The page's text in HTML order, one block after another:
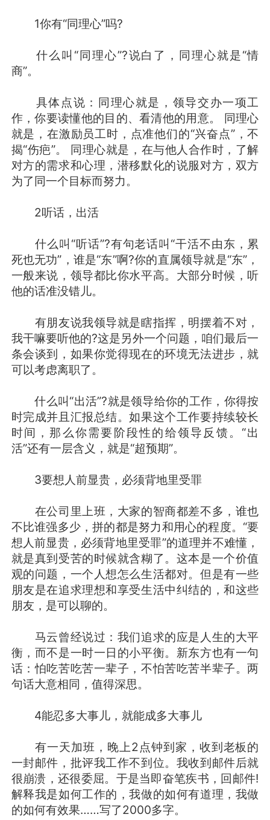
1你有“同理心”吗?
什么叫“同理心”?说白了，同理心就是“情
商”。
具体点说：同理心就是，领导交办一项工
作，你要读懂他的目的、看清他的用意。 同理心
就是，在激励员工时，点准他们的“兴奋点”，不
揭“伤疤”。 同理心就是，在与他人合作时，了解
对方的需求和心理，潜移默化的说服对方，双方
为了同一个目标而努力。
2听话，出活
什么叫“听话”?有句老话叫“干活不由东，累
死也无功”，谁是“东”啊?你的直属领导就是“东”，
一般来说，领导都比你水平高。大部分时候，听
他的话准没错儿。
有朋友说我领导就是瞎指挥，明摆着不对，
我干嘛要听他的?这是另外一个问题，咱们最后一
条会谈到，如果你觉得现在的环境无法进步，就
可以考虑离职了。
什么叫“出活”?就是领导给你的工作，你得按
时完成并且汇报总结。如果这个工作要持续较长
时间，那么你需要阶段性的给领导反馈。“出
活”还有一层含义，就是“超预期”。
3要想人前显贵，必须背地里受罪
在公司里上班，大家的智商都差不多，谁也
不比谁强多少，拼的都是努力和用心的程度。“要
想人前显贵，必须背地里受罪”的道理并不难懂，
就是真到受苦的时候就含糊了。这本是一个价值
观的问题，一个人想怎么生活都对。但是有一些
朋友是在追求理想和享受生活中纠结的，和这些
朋友，是可以聊的。
马云曾经说过：我们追求的应是人生的大平
衡，而不是一时一日的小平衡。新东方也有一句
话：怕吃苦吃苦一辈子，不怕苦吃苦半辈子。两
句话大意相同，值得深思。
4能忍多大事儿，就能成多大事儿
有一天加班，晚上2点钟到家，收到老板的
一封邮件，批评我工作不到位。我收到邮件后就
很崩溃，还很委屈。于是当即奋笔疾书，回邮件!
解释我是如何工作的，我做的如何有道理，我做
的如何有效果……写了2000多字。